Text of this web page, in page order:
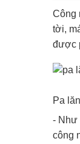
Công
tời,
được
Pa
- Như
công